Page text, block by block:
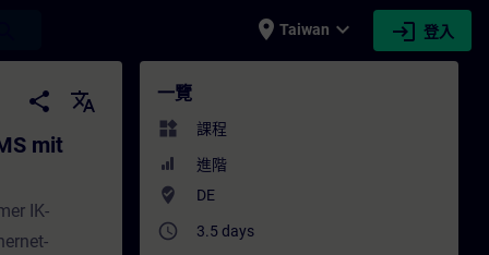
place Taiwan expand_more login 登入
(Online-Training) - 培訓 - 培訓
share
translate
mit
IK-
一覽
widgets 課程
進階
where_to_vote DE
access_time 3.5 days